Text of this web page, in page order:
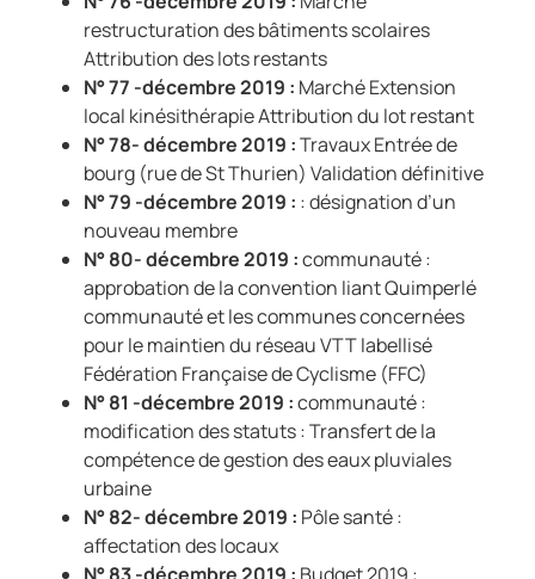
restructuration des bâtiments scolaires
Attribution des lots restants
N° 77 -décembre 2019 : Marché Extension
local kinésithérapie Attribution du lot restant
N° 78- décembre 2019 :Travaux Entrée de
bourg (rue de St Thurien) Validation définitive
N° 79 -décembre 2019 : : désignation d’un
nouveau membre
N° 80- décembre 2019 :communauté :
approbation de la convention liant Quimperlé
communauté et les communes concernées
pour le maintien du réseau VTT labellisé
Fédération Française de Cyclisme (FFC)
N° 81 -décembre 2019 :communauté :
modification des statuts : Transfert de la
compétence de gestion des eaux pluviales
urbaine
N° 82- décembre 2019 : Pôle santé :
affectation des locaux
N° 83 -décembre 2019 : Budget 2019 :